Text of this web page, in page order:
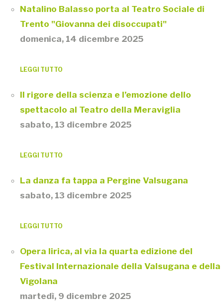
Natalino Balasso porta al Teatro Sociale di
Trento "Giovanna dei disoccupati"
domenica, 14 dicembre 2025
LEGGI TUTTO
Il rigore della scienza e l’emozione dello
spettacolo al Teatro della Meraviglia
sabato, 13 dicembre 2025
LEGGI TUTTO
La danza fa tappa a Pergine Valsugana
sabato, 13 dicembre 2025
LEGGI TUTTO
Opera lirica, al via la quarta edizione del
Festival Internazionale della Valsugana e della
Vigolana
martedì, 9 dicembre 2025